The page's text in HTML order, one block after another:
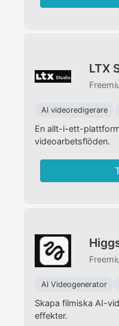
LTX
AI videoredigerare
En allt-i-ett-
videoarbetsflöden.
AI Videogenerator
Skapa filmiska AI-
effekter.